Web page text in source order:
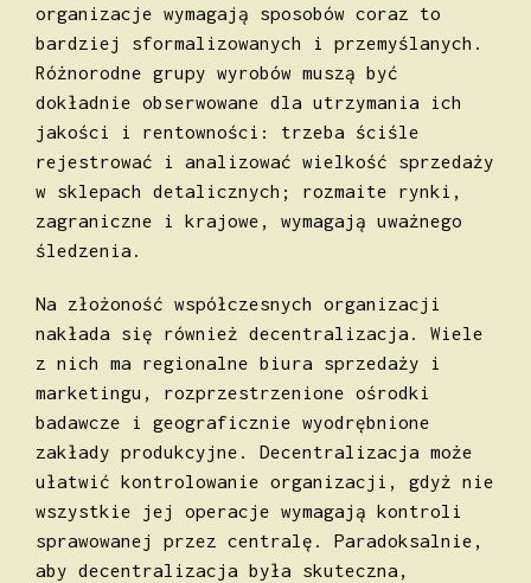
organizacje wymagają sposobów coraz to
bardziej sformalizowanych i przemyślanych.
Różnorodne grupy wyrobów muszą być
dokładnie obserwowane dla utrzymania ich
jakości i rentowności: trzeba ściśle
rejestrować i analizować wielkość sprzedaży
w sklepach detalicz­nych; rozmaite rynki,
zagraniczne i krajowe, wymagają uważnego
śledzenia.
Na złożoność współczesnych organizacji
nakłada się również decentralizacja. Wiele
z nich ma regionalne biura sprzedaży i
marketingu, rozprzestrzenione ośrodki
badawcze i geograficznie wyodrębnione
zakłady produkcyjne. Decentralizacja może
ułatwić kontrolowanie organizacji, gdyż nie
wszystkie jej operacje wymagają kontroli
sprawowanej przez centralę. Paradoksalnie,
aby decentra­lizacja była skuteczna,